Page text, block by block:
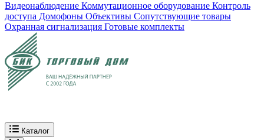
Видеонаблюдение Коммутационное оборудование Контроль
доступа Домофоны Объективы Сопутствующие товары
Охранная сигнализация Готовые комплекты
Каталог